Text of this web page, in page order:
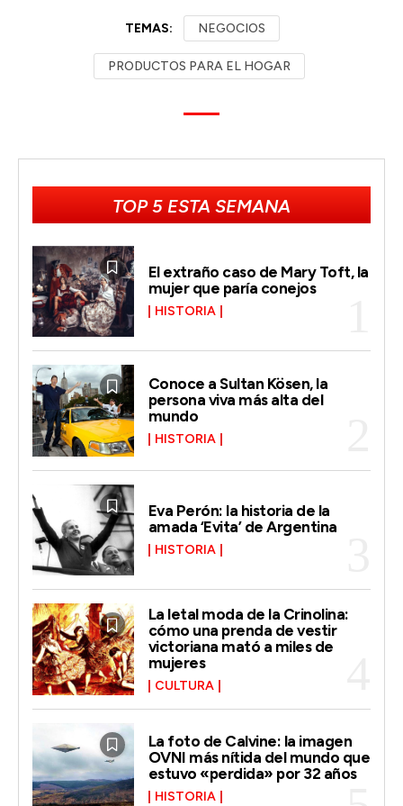
TEMAS: NEGOCIOS
PRODUCTOS PARA EL HOGAR
TOP 5 ESTA SEMANA
El extraño caso de Mary Toft, la
mujer que paría conejos
HISTORIA
Conoce a Sultan Kösen, la
persona viva más alta del
mundo
HISTORIA
Eva Perón: la historia de la
amada ‘Evita’ de Argentina
HISTORIA
La letal moda de la Crinolina:
cómo una prenda de vestir
victoriana mató a miles de
mujeres
CULTURA
La foto de Calvine: la imagen
OVNI más nítida del mundo que
estuvo «perdida» por 32 años
HISTORIA